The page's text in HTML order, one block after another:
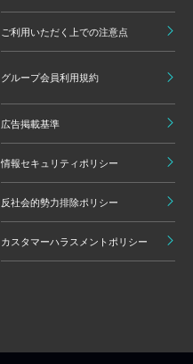
ご利用いただく上での注意点
グループ会員利用規約
広告掲載基準
情報セキュリティポリシー
反社会的勢力排除ポリシー
カスタマーハラスメントポリシー